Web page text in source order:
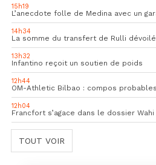
15h19
L’anecdote folle de Medina avec un
14h34
La somme du transfert de Rulli
13h32
Infantino reçoit un soutien de poids
12h44
12h04
Francfort s’agace dans le dossier Wahi
TOUT VOIR